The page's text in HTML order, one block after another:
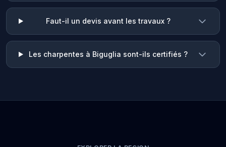
Faut-il un devis avant les travaux ?
Les charpentes à Biguglia sont-ils certifiés ?